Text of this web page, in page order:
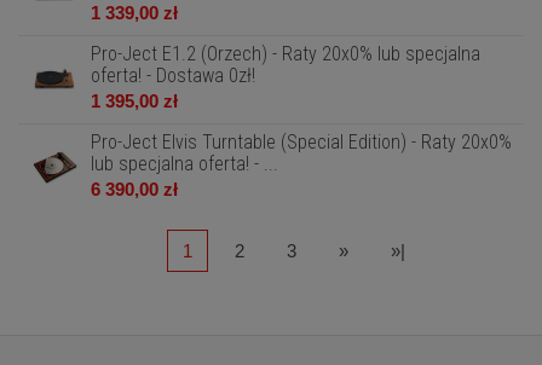
1 339,00 zł
Pro-Ject E1.2 (Orzech) - Raty 20x0% lub specjalna
oferta! - Dostawa 0zł!
1 395,00 zł
Pro-Ject Elvis Turntable (Special Edition) - Raty 20x0%
lub specjalna oferta! - ...
6 390,00 zł
1 2 3 » »|